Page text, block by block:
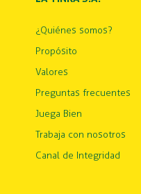
¿Quiénes somos?
Propósito
Valores
Preguntas frecuentes
Juega Bien
Trabaja con nosotros
Canal de Integridad